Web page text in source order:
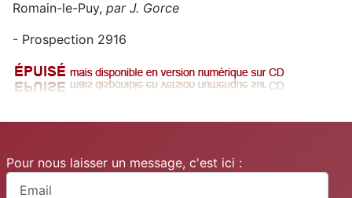
Romain-le-Puy, par J. Gorce
- Prospection 2916
Pour nous laisser un message, c'est ici :